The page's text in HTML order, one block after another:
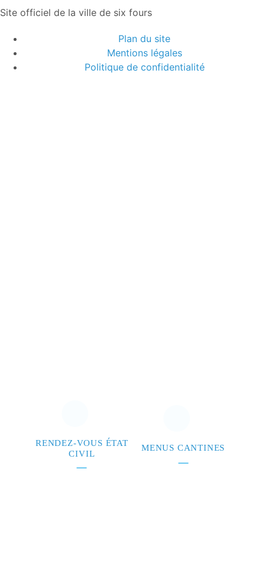
Site officiel de la ville de six fours
Plan du site
Mentions légales
Politique de confidentialité
RENDEZ-VOUS ÉTAT
CIVIL
MENUS CANTINES